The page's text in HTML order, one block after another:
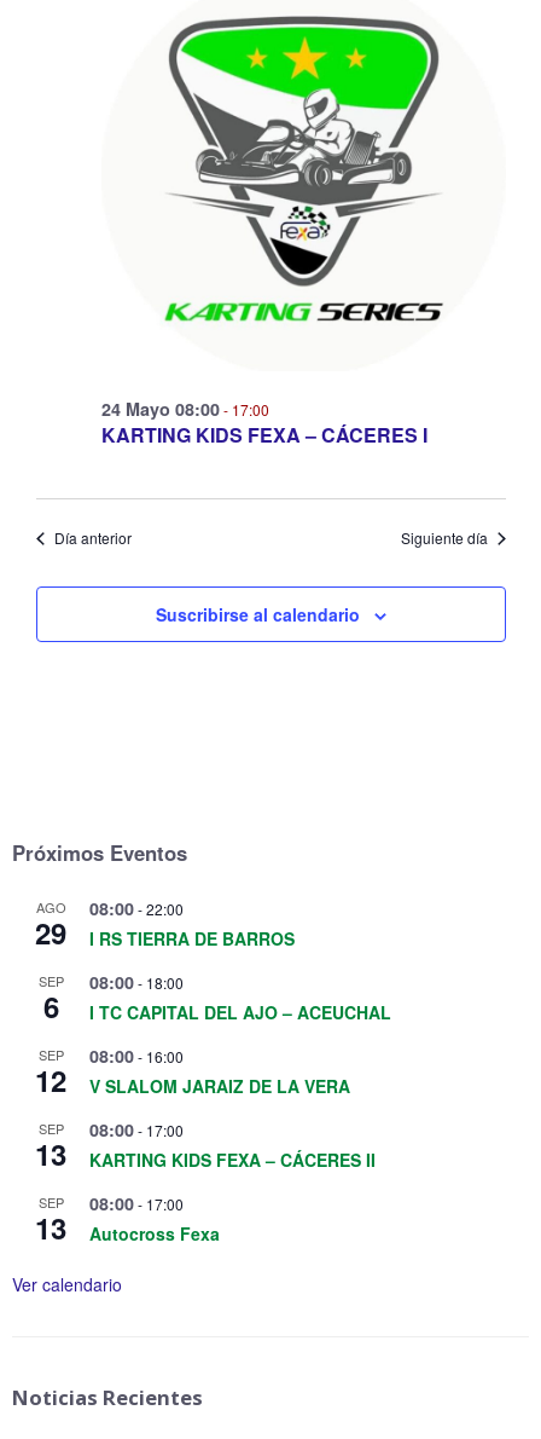
vistas
de
KARTING KIDS FEXA – CÁCERES I
24 Mayo 08:00- 17:00
Día anterior Siguiente día
Suscribirse al calendario
Próximos Eventos
AGO
29
08:00-22:00
I RS TIERRA DE BARROS
SEP
6
08:00- 18:00
I TC CAPITAL DEL AJO – ACEUCHAL
SEP
12
08:00- 16:00
V SLALOM JARAIZ DE LA VERA
SEP
13
08:00- 17:00
KARTING KIDS FEXA – CÁCERES II
SEP
13
08:00- 17:00
Autocross Fexa
Ver calendario
Noticias Recientes